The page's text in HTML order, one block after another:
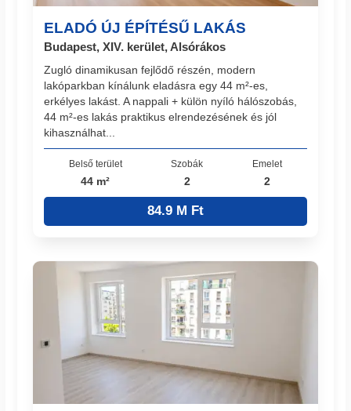
ELADÓ ÚJ ÉPÍTÉSŰ LAKÁS
Budapest, XIV. kerület, Alsórákos
Zugló dinamikusan fejlődő részén, modern
lakóparkban kínálunk eladásra egy 44 m²-es,
erkélyes lakást. A nappali + külön nyíló hálószobás,
44 m²-es lakás praktikus elrendezésének és jól
kihasználhat...
Belső terület
44 m²
Szobák
2
Emelet
2
84.9 M Ft